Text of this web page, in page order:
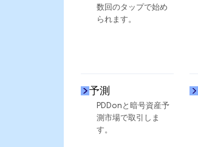
数回のタップで始め
られます。
予測
PDDonと暗号資産予
測市場で取引しま
す。